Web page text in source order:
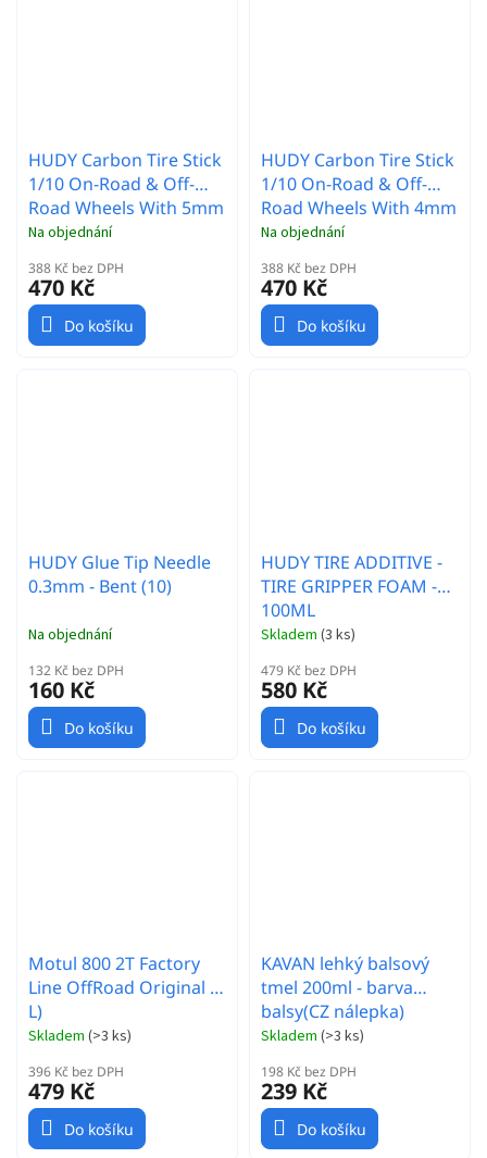
HUDY Carbon Tire Stick
1/10 On-Road & Off-
Road Wheels With 5mm
Mounting Hole (4)
Na objednání
388 Kč bez DPH
470 Kč
Do košíku
HUDY Carbon Tire Stick
1/10 On-Road & Off-
Road Wheels With 4mm
Mounting Hole (4)
Na objednání
388 Kč bez DPH
470 Kč
Do košíku
HUDY Glue Tip Needle
0.3mm - Bent (10)
Na objednání
132 Kč bez DPH
160 Kč
Do košíku
HUDY TIRE ADDITIVE -
TIRE GRIPPER FOAM -
100ML
Skladem (3 ks)
479 Kč bez DPH
580 Kč
Do košíku
Motul 800 2T Factory
Line OffRoad Original (1
L)
Skladem (>3 ks)
396 Kč bez DPH
479 Kč
Do košíku
KAVAN lehký balsový
tmel 200ml - barva
balsy(CZ nálepka)
Skladem (>3 ks)
198 Kč bez DPH
239 Kč
Do košíku